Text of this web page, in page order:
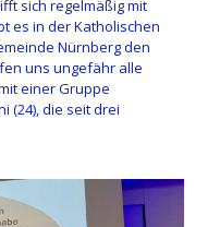
sich regelmäßig mit
es in der Katholischen
Nürnberg den
uns ungefähr alle
einer Gruppe
(24), die seit drei